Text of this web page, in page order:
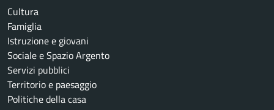
Cultura
Famiglia
Istruzione e giovani
Sociale e Spazio Argento
Servizi pubblici
Territorio e paesaggio
Politiche della casa